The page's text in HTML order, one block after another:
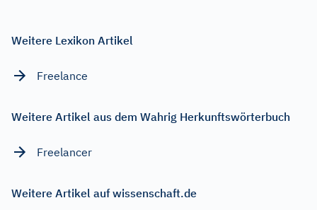
Weitere Lexikon Artikel
Freelance
Weitere Artikel aus dem Wahrig Herkunftswörterbuch
Freelancer
Weitere Artikel auf wissenschaft.de